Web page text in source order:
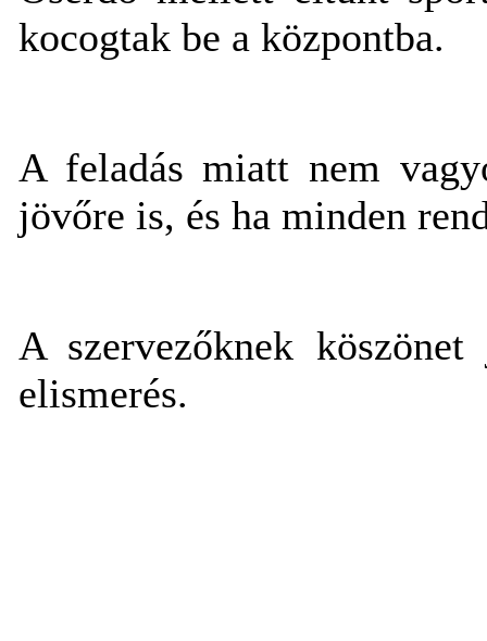
kocogtak be a központba.
A feladás miatt nem
jövőre is, és ha minden
A szervezőknek
elismerés.